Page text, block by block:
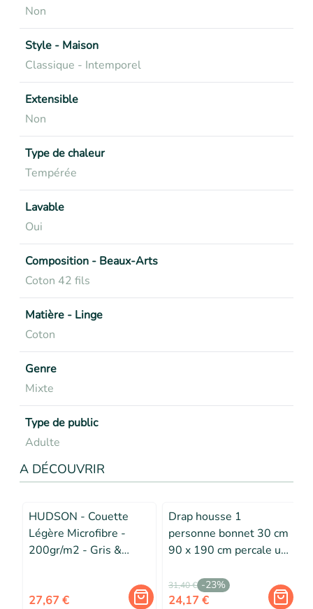
Non
Style - Maison
Classique - Intemporel
Extensible
Non
Type de chaleur
Tempérée
Lavable
Oui
Composition - Beaux-Arts
Coton 42 fils
Matière - Linge
Coton
Genre
Mixte
Type de public
Adulte
A DÉCOUVRIR
HUDSON - Couette
Légère Microfibre -
200gr/m2 - Gris &
27,67 €
Drap housse 1
personne bonnet 30 cm
90 x 190 cm percale uni
31,40 € -23%
24,17 €